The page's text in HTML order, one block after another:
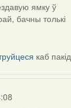
ямку ў
бачны толькі
каб